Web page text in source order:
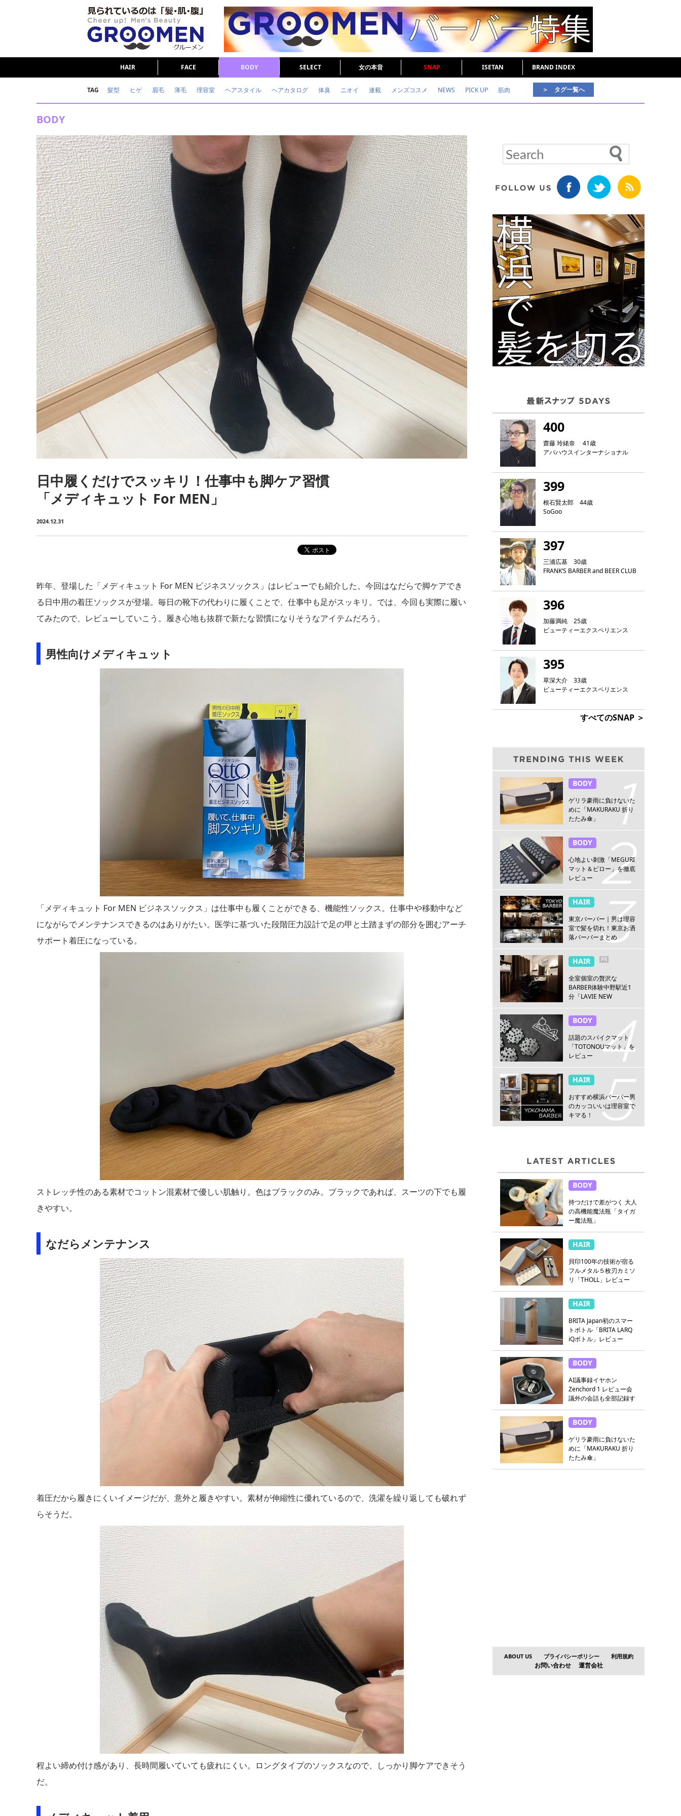
HAIR FACE BODY SELECT 女の本音 SNAP ISETAN BRAND INDEX
TAG 髪型 ヒゲ 眉毛 薄毛 理容室 ヘアスタイル ヘアカタログ 体臭 ニオイ 連載 メンズコスメ NEWS PICK UP 筋肉
ダイエット 理容室
＞ タグ一覧へ
BODY
日中履くだけでスッキリ！仕事中も脚ケア習慣
「メディキュット For MEN」
2024.12.31
昨年、登場した「メディキュット For MEN ビジネスソックス」はレビューでも紹介した。今回はなだらで脚ケアでき
る日中用の着圧ソックスが登場。毎日の靴下の代わりに履くことで、仕事中も足がスッキリ。では、今回も実際に履い
てみたので、レビューしていこう。履き心地も抜群で新たな習慣になりそうなアイテムだろう。
男性向けメディキュット
「メディキュット For MEN ビジネスソックス」は仕事中も履くことができる、機能性ソックス。仕事中や移動中など
にながらでメンテナンスできるのはありがたい。医学に基づいた段階圧力設計で足の甲と土踏まずの部分を囲むアーチ
サポート着圧になっている。
ストレッチ性のある素材でコットン混素材で優しい肌触り。色はブラックのみ。ブラックであれば、スーツの下でも履
きやすい。
なだらメンテナンス
着圧だから履きにくいイメージだが、意外と履きやすい。素材が伸縮性に優れているので、洗濯を繰り返しても破れず
らそうだ。
程よい締め付け感があり、長時間履いていても疲れにくい。ロングタイプのソックスなので、しっかり脚ケアできそう
だ。
400
齋藤 玲緒奈 41歳
アバハウスインターナショナル
399
根石賢太郎 44歳
SoGoo
397
三浦広基 30歳
FRANK‘S BARBER and BEER CLUB
396
加藤満純 25歳
ビューティーエクスペリエンス
395
草深大介 33歳
ビューティーエクスペリエンス
すべてのSNAP ＞
BODY
ゲリラ豪雨に負けないた
めに「MAKURAKU 折り
たたみ傘」
BODY
心地よい刺激「MEGURI
マット＆ピロー」を徹底
レビュー
HAIR
東京バーバー｜男は理容
室で髪を切れ！東京お洒
落バーバーまとめ
HAIR PR
全室個室の贅沢な
BARBER体験中野駅近1
分「LAVIE NEW
野」
BODY
話題のスパイクマット
「TOTONOUマット」を
レビュー
HAIR
おすすめ横浜バーバー男
のカッコいいは理容室で
キマる！
BODY
持つだけで差がつく 大人
の高機能魔法瓶「タイガ
ー魔法瓶」
HAIR
貝印100年の技術が宿る
フルメタル５枚刃カミソ
リ「THOLL」レビュー
HAIR
BRITA Japan初のスマー
トボトル「BRITA LARQ
iQボトル」レビュー
BODY
AI議事録イヤホン
Zenchord 1 レビュー会
議外の会話も全部記録す
BODY
ゲリラ豪雨に負けないた
めに「MAKURAKU 折り
たたみ傘」
ABOUT US プライバシーポリシー 利用規約
お問い合わせ 運営会社